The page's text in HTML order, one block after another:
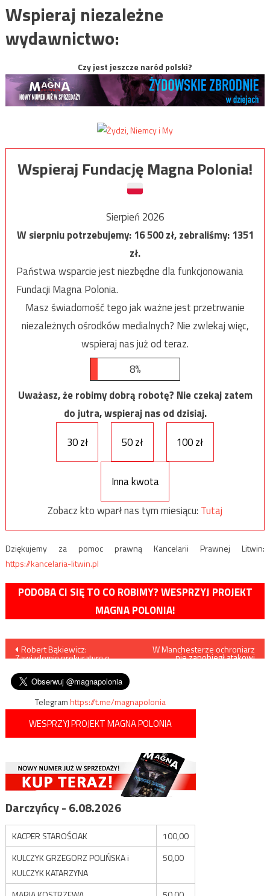
Wspieraj niezależne
wydawnictwo:
Czy jest jeszcze naród polski?
Wspieraj Fundację Magna Polonia!
Sierpień 2026
W sierpniu potrzebujemy:16 500zł, zebraliśmy:1351
zł.
Państwa wsparcie jest niezbędne dla funkcjonowania
Fundacji Magna Polonia.
Masz świadomość tego jak ważne jest przetrwanie
niezależnych ośrodków medialnych? Nie zwlekaj więc,
wspieraj nas już od teraz.
8%
Uważasz, że robimy dobrą robotę? Nie czekaj zatem
do jutra, wspieraj nas od dzisiaj.
30 zł
50 zł 100 zł
Inna kwota
Zobacz kto wparł nas tym miesiącu: Tutaj
Dziękujemy za pomoc prawną Kancelarii Prawnej Litwin:
https://kancelaria-litwin.pl
PODOBA CI SIĘ TO CO ROBIMY? WESPRZYJ PROJEKT
MAGNA POLONIA!
Nawigacja
wpisu
Robert Bąkiewicz:
Zawiadomię prokuraturę o
W Manchesterze ochroniarz
nie zapobiegł atakowi
Telegramhttps://t.me/magnapolonia
WESPRZYJ PROJEKT MAGNA POLONIA
Darczyńcy - 6.08.2026
KACPER STAROŚCIAK
100,00
KULCZYK GRZEGORZ POLIŃSKA i
KULCZYK KATARZYNA
50,00